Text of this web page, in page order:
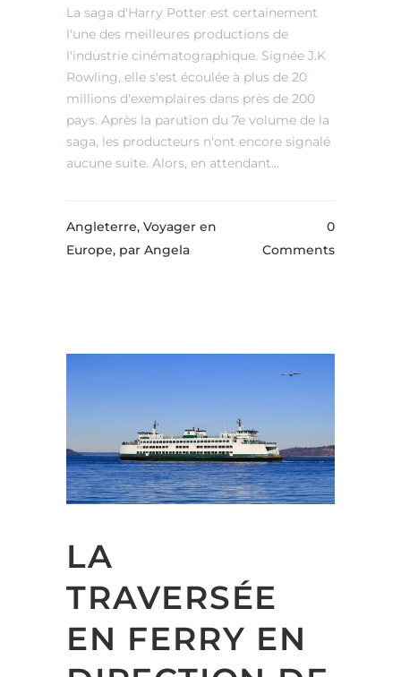
La saga d'Harry Potter est certainement
l'une des meilleures productions de
l'industrie cinématographique. Signée J.K
Rowling, elle s'est écoulée à plus de 20
millions d'exemplaires dans près de 200
pays. Après la parution du 7e volume de la
saga, les producteurs n'ont encore signalé
aucune suite. Alors, en attendant...
Angleterre, Voyager en
Europe, par Angela
0
Comments
LA
TRAVERSÉE
EN FERRY EN